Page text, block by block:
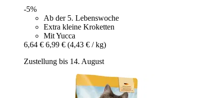
-5%
Ab der 5. Lebenswoche
Extra kleine Kroketten
Mit Yucca
6,64 € 6,99 € (4,43 € / kg)
Zustellung bis 14. August